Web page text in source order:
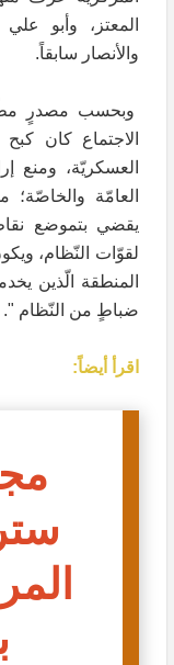
المعتز، وأبو
والأنصار سابقاً.
وبحسب مصدرٍ
الاجتماع كان
العسكريّة، ومنع
العامّة
يقضي بتموضع
لقوّات النّظام،
المنطقة الّذين
ضباطٍ من النّظام ".
اقرأ أيضاً: